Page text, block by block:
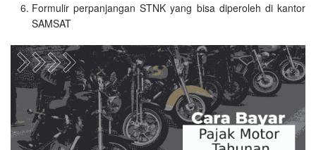
Formulir perpanjangan STNK yang bisa diperoleh di kantor
SAMSAT